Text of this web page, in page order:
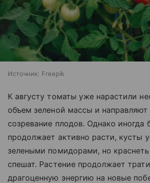
Источник: Freepik
К августу томаты уже нарастили
объем зеленой массы и направляют
созревание плодов. Однако иногда
продолжает активно расти, кусты
зелеными помидорами, но
спешат. Растение продолжает
драгоценную энергию на новые